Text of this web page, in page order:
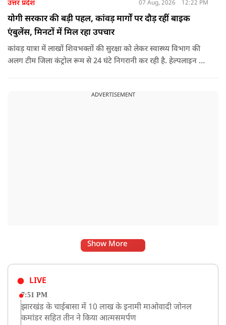
उत्तर प्रदेश 07 Aug, 2026 12:22 PM
योगी सरकार की बड़ी पहल, कांवड़ मार्गों पर दौड़ रहीं बाइक
एंबुलेंस, मिनटों में मिल रहा उपचार
कांवड़ यात्रा में लाखों शिवभक्तों की सुरक्षा को लेकर स्वास्थ्य विभाग की
अलग टीम जिला कंट्रोल रूम से 24 घंटे निगरानी कर रही है. हेल्पलाइन पर
ADVERTISEMENT
Show More
LIVE
7:51 PM
झारखंड के चाईबासा में 10 लाख के इनामी माओवादी जोनल
कमांडर सहित तीन ने किया आत्मसमर्पण